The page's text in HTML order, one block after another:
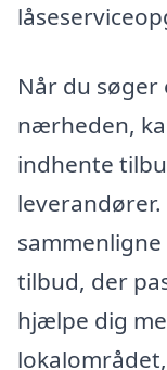
Når du søger
nærheden,
indhente
leverandører.
tilbud, der
hjælpe dig